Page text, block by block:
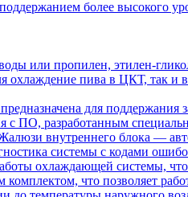
более
или пропилен, этилен-
охлаждение пива в ЦКТ, так
для
с ПО, разработанным
внутреннего блока —
системы с кодами
охлаждающей системы,
что позволяет